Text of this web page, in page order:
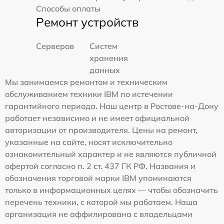
Способы оплаты
Ремонт устройств
Серверов
Систем
хранения
данных
Мы занимаемся ремонтом и техническим
обслуживанием техники IBM по истечении
гарантийного периода. Наш центр в Ростове-на-Дону
работает независимо и не имеет официальной
авторизации от производителя. Цены на ремонт,
указанные на сайте, носят исключительно
ознакомительный характер и не являются публичной
офертой согласно п. 2 ст. 437 ГК РФ. Названия и
обозначения торговой марки IBM упоминаются
только в информационных целях — чтобы обозначить
перечень техники, с которой мы работаем. Наша
организация не аффилирована с владельцами